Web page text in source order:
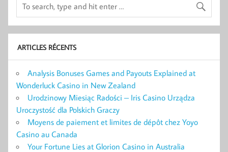
ARTICLES RÉCENTS
Analysis Bonuses Games and Payouts Explained at
Wonderluck Casino in New Zealand
Urodzinowy Miesiąc Radości – Iris Casino Urządza
Uroczystość dla Polskich Graczy
Moyens de paiement et limites de dépôt chez Yoyo
Casino au Canada
Your Fortune Lies at Glorion Casino in Australia